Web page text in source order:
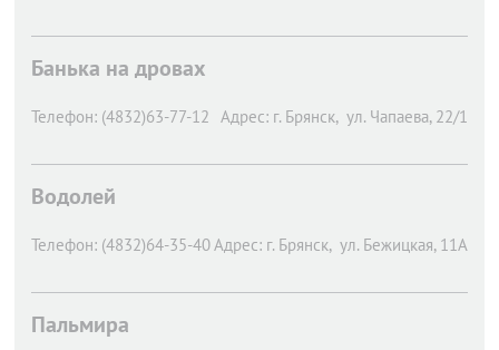
Банька на дровах
Телефон: (4832)63-77-12 Адрес: г. Брянск, ул. Чапаева, 22/1
Водолей
Телефон: (4832)64-35-40Адрес: г. Брянск, ул. Бежицкая, 11А
Пальмира